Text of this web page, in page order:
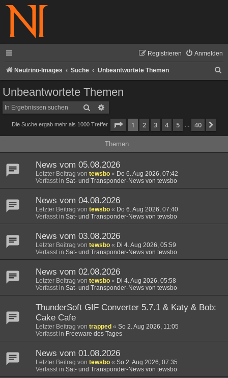
Anmelden
Registrieren
Neutrino-Images Suche Unbeantwortete Themen
Unbeantwortete Themen
Suche
Die Suche ergab mehr als 1000 Treffer Seite 1von 40
1 2 3 4 5 40
Themen
News vom 05.08.2026
Letzter Beitrag von tewsbo « Do 6. Aug 2026, 07:42
Verfasst in Sat- und Transponder-News von tewsbo
News vom 04.08.2026
Letzter Beitrag von tewsbo « Do 6. Aug 2026, 07:40
Verfasst in Sat- und Transponder-News von tewsbo
News vom 03.08.2026
Letzter Beitrag von tewsbo « Di 4. Aug 2026, 05:59
Verfasst in Sat- und Transponder-News von tewsbo
News vom 02.08.2026
Letzter Beitrag von tewsbo « Di 4. Aug 2026, 05:58
Verfasst in Sat- und Transponder-News von tewsbo
ThunderSoft GIF Converter 5.7.1 & Katy & Bob:
Cake Cafe
Letzter Beitrag von trapped « So 2. Aug 2026, 11:05
Verfasst in Freeware des Tages
News vom 01.08.2026
Letzter Beitrag von tewsbo « So 2. Aug 2026, 07:35
Verfasst in Sat- und Transponder-News von tewsbo